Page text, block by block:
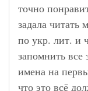
точно
задала читать
по укр. лит. и
запомнить
имена на
что это всё